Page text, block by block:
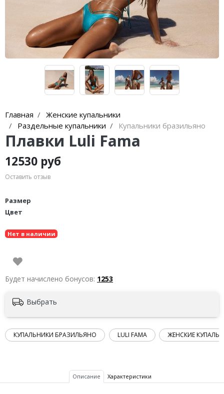
Главная
Женские купальники
Раздельные купальники
Купальники бразильяно
Плавки Luli Fama
12530 руб
Оставить отзыв
Размер
Цвет
Нет в наличии
Будет начислено бонусов: 1253
Выбрать
КУПАЛЬНИКИ БРАЗИЛЬЯНО LULI FAMA ЖЕНСКИЕ
Описание Характеристики
Купальники танкини
Купальники с плавками слипы
Купальники с плавками танга
Nuria Ferrer
Bond-eye
Heroine Sport